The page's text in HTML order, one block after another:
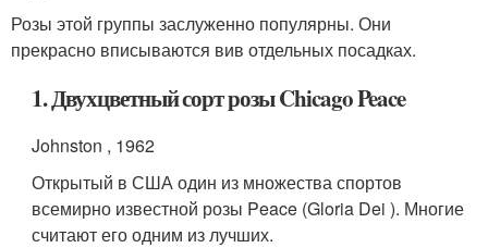
Розы этой группы заслуженно популярны. Они
прекрасно вписываются вив отдельных посадках.
1. Двухцветный сорт розы Chicago Peace
Johnston , 1962
Открытый в США один из множества спортов
всемирно известной розы Peace (Gloria Dei ). Многие
считают его одним из лучших.